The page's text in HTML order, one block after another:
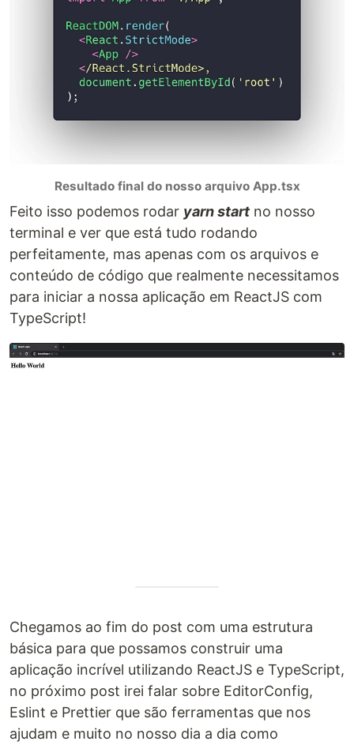
Resultado final do nosso arquivo App.tsx
Feito isso podemos rodar yarn start no nosso
terminal e ver que está tudo rodando
perfeitamente, mas apenas com os arquivos e
conteúdo de código que realmente necessitamos
para iniciar a nossa aplicação em ReactJS com
TypeScript!
Chegamos ao fim do post com uma estrutura
básica para que possamos construir uma
aplicação incrível utilizando ReactJS e TypeScript,
no próximo post irei falar sobre EditorConfig,
Eslint e Prettier que são ferramentas que nos
ajudam e muito no nosso dia a dia como